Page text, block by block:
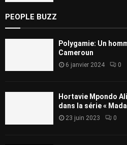
PEOPLE BUZZ
Polygamie: Un
Cameroun
6 janvier 2024 0
Hortavie Mpondo
dans la série «
23 juin 2023 0